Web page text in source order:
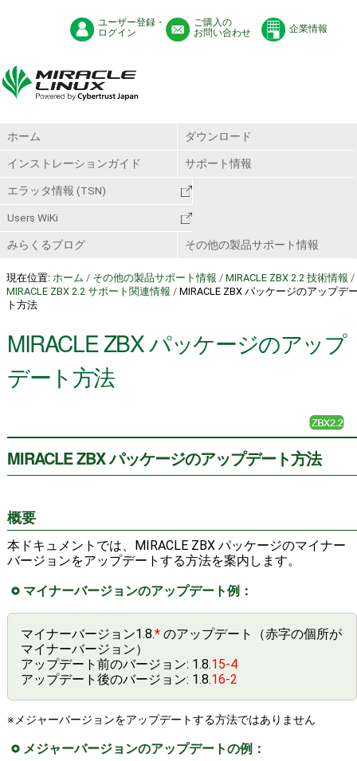
ユーザー登録・
ログイン
ご購入の
お問い合わせ
企業情報
ホーム ダウンロード
インストレーションガイド サポート情報
エラッタ情報 (TSN)
Users WiKi
みらくるブログ その他の製品サポート情報
現在位置: ホーム / その他の製品サポート情報 / MIRACLE ZBX 2.2 技術情報 /
MIRACLE ZBX 2.2 サポート関連情報 / MIRACLE ZBX パッケージのアップデ
ト方法
MIRACLE ZBX パッケージのアップ
デート方法
MIRACLE ZBX パッケージのアップデート方法
概要
本ドキュメントでは、MIRACLE ZBX パッケージのマイナー
バージョンをアップデートする方法を案内します。
マイナーバージョンのアップデート例：
マイナーバージョン1.8.*のアップデート（赤字の個所が
マイナーバージョン）
アップデート前のバージョン: 1.8.15-4
アップデート後のバージョン: 1.8.16-2
※メジャーバージョンをアップデートする方法ではありません
メジャーバージョンのアップデートの例：